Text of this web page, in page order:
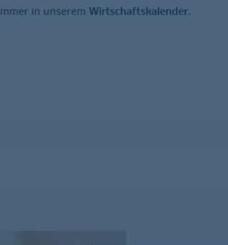
in unserem Wirtschaftskalender.